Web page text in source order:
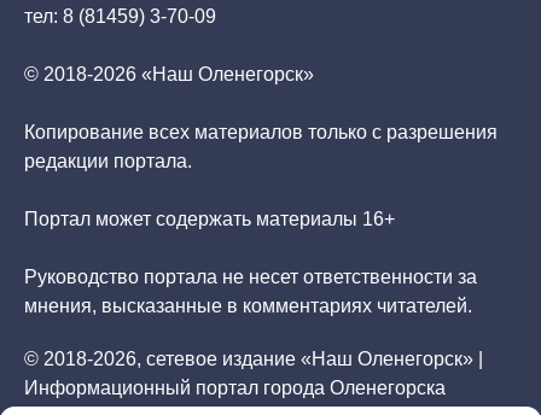
тел: 8 (81459) 3-70-09
© 2018-2026 «Наш Оленегорск»
Копирование всех материалов только с разрешения
редакции портала.
Портал может содержать материалы 16+
Руководство портала не несет ответственности за
мнения, высказанные в комментариях читателей.
© 2018-2026, сетевое издание «Наш Оленегорск» |
Информационный портал города Оленегорска